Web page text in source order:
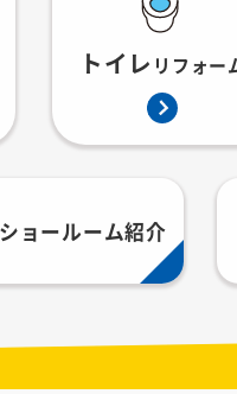
トイレ リフォー
ショールーム紹介